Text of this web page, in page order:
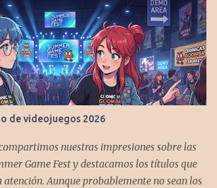
de videojuegos 2026
nuestras impresiones sobre las
Game Fest y destacamos los títulos que
Aunque probablemente no sean los